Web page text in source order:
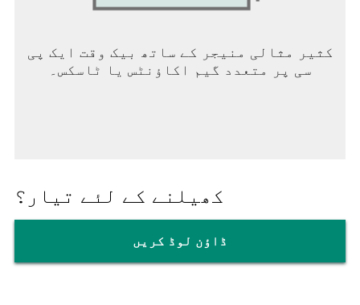
کثیر مثالی منیجر کے ساتھ بیک وقت ایک پی
سی پر متعدد گیم اکاؤنٹس یا ٹاسکس۔
کھیلنے کے لئے تیار؟
ڈاؤن لوڈ کریں